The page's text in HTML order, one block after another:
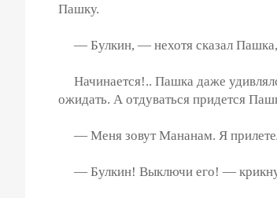
Пашку.
— Булкин, — нехотя сказал Пашка,
Начинается!.. Пашка даже
ожидать. А отдуваться придется
— Меня зовут Мананам. Я
— Булкин! Выключи его! —